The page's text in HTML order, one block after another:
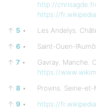
http://
https://
↑ 5 •
Les Andelys.
↑ 6 •
Saint-Ouen-
↑ 7 •
Gavray. Manche.
https://
↑ 8 •
Provins. Seine-et-
↑ 9 •
https://